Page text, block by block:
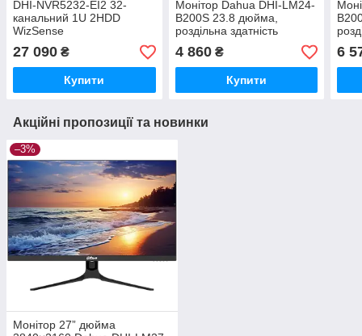
DHI-NVR5232-EI2 32-
канальний 1U 2HDD
WizSense
Відеореєстратор Dahua
27 090 ₴
Купити
Монітор Dahua DHI-LM24-
B200S 23.8 дюйма,
роздільна здатність
1920х1080
4 860₴
Купити
6
Акційні пропозиції та новинки
–3%
Монітор 27” дюйма